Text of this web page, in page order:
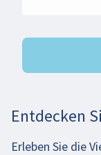
Entdecken
Erleben Sie die